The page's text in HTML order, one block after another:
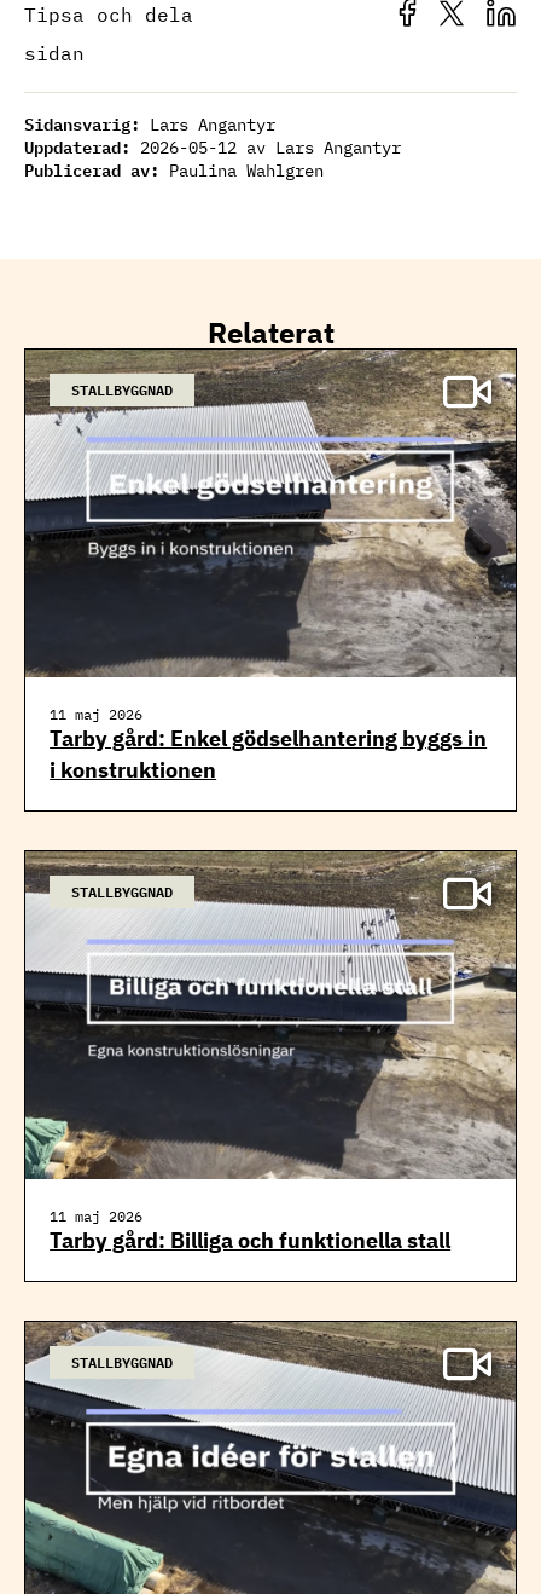
Tipsa och dela
sidan
Sidansvarig: Lars Angantyr
Uppdaterad: 2026-05-12 av Lars Angantyr
Publicerad av: Paulina Wahlgren
Relaterat
STALLBYGGNAD
11 maj 2026
Tarby gård: Enkel gödselhantering byggs in
i konstruktionen
STALLBYGGNAD
11 maj 2026
Tarby gård: Billiga och funktionella stall
STALLBYGGNAD